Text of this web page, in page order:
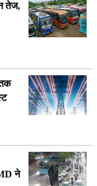
तेज,
ने